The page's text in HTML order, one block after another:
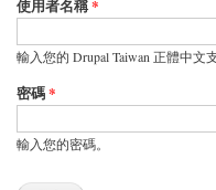
使用者名稱*
輸入您的 Drupal Taiwan 正體中文
密碼*
輸入您的密碼。